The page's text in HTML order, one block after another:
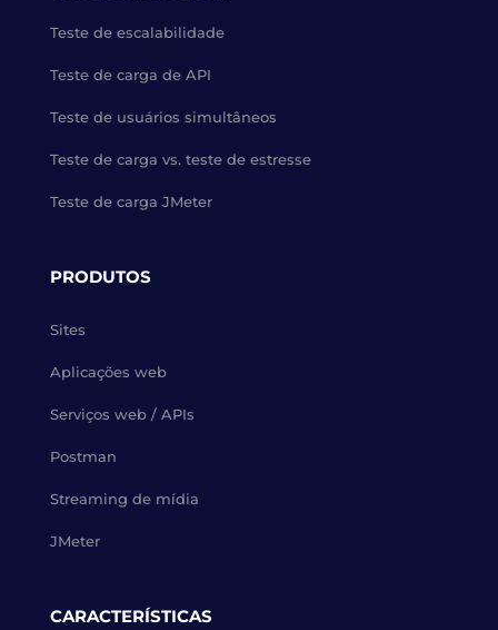
Teste de escalabilidade
Teste de carga de API
Teste de usuários simultâneos
Teste de carga vs. teste de estresse
Teste de carga JMeter
PRODUTOS
Sites
Aplicações web
Serviços web / APIs
Postman
Streaming de mídia
JMeter
CARACTERÍSTICAS